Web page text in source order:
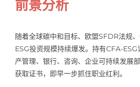
前景分析
随着全球碳中和目标、欧盟SFDR法规、
ESG投资规模持续爆发。持有CFA-
产管理、银行、咨询、企业可持续发展
获取证书，即早一步抓住职业红利。